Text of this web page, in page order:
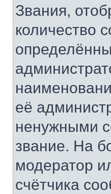
Звания,
количество
её
ненужными
звание. На
модератор
счётчика